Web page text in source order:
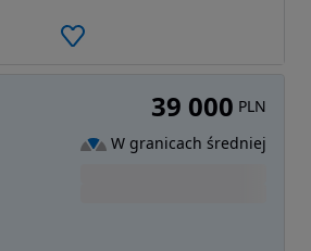
39 000 PLN
W granicach średniej